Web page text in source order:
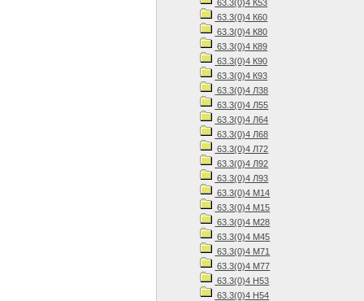
63.3(0)4 К53
63.3(0)4 К60
63.3(0)4 К80
63.3(0)4 К89
63.3(0)4 К90
63.3(0)4 К93
63.3(0)4 Л38
63.3(0)4 Л55
63.3(0)4 Л64
63.3(0)4 Л68
63.3(0)4 Л72
63.3(0)4 Л92
63.3(0)4 Л93
63.3(0)4 М14
63.3(0)4 М15
63.3(0)4 М28
63.3(0)4 М45
63.3(0)4 М71
63.3(0)4 М77
63.3(0)4 Н53
63.3(0)4 Н54